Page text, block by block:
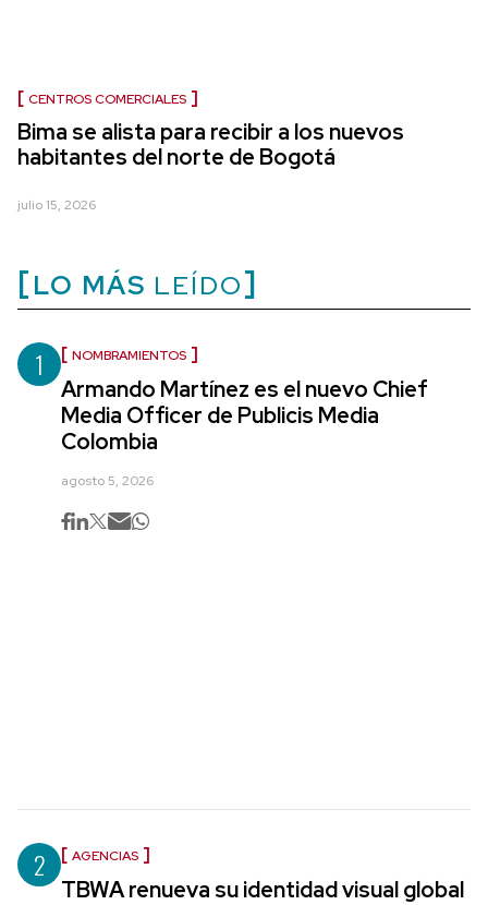
CENTROS COMERCIALES
Bima se alista para recibir a los nuevos
habitantes del norte de Bogotá
julio 15, 2026
LO MÁS LEÍDO
1 NOMBRAMIENTOS
Armando Martínez es el nuevo Chief
Media Officer de Publicis Media
Colombia
agosto 5, 2026
2 AGENCIAS
TBWA renueva su identidad visual global